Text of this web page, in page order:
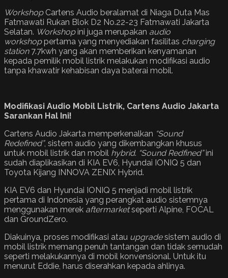
WorkshopCartens Audio beralamat di Niaga Duta Mas
Fatmawati Rukan Blok D2 No.22-23 Fatmawati Jakarta
Selatan. Workshopini juga merupakan audio
workshoppertama yang menyediakan fasilitas charging
station7.7kwh yang akan memberikan kenyamanan
kepada pemilik mobil listrik melakukan modifikasi audio
tanpa khawatir kehabisan daya baterai mobil.
Modifikasi Audio Mobil Listrik, Cartens Audio Jakarta
Sarankan Hal Ini!
Cartens Audio Jakarta memperkenalkan “Sound
Redefined”, sistem audio yang dikembangkan khusus
untuk mobil listrik dan mobil hybrid. “Sound Redfined”ini
sudah diaplikasikan di KIA EV6, Hyundai IONIQ 5 dan
Toyota Kijang INNOVA ZENIX Hybrid.
KIA EV6 dan Hyundai IONIQ 5 menjadi mobil listrik
pertama di Indonesia yang perangkat audio sistemnya
menggunakan merek aftermarketseperti Alpine, FOCAL
dan GroundZero.
Diakuinya, proses modifikasi atau upgradesistem audio di
mobil listrik memang penuh tantangan dan tidak semudah
seperti melakukannya di mobil konvensional. Untuk itu
menurut Eddie, harus diserahkan kepada ahlinya.